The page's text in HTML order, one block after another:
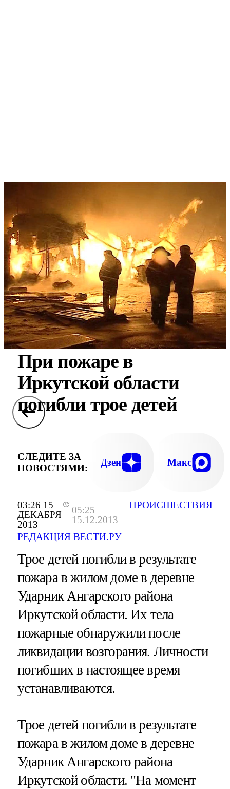
03:26 15
ДЕКАБРЯ
2013
05:25
15.12.2013
РЕДАКЦИЯ ВЕСТИ.РУ
ПРОИСШЕСТВИЯ
При пожаре в
Иркутской области
погибли трое детей
СЛЕДИТЕ ЗА
НОВОСТЯМИ:
Дзен Макс
Трое детей погибли в результате
пожара в жилом доме в деревне
Ударник Ангарского района
Иркутской области. Их тела
пожарные обнаружили после
ликвидации возгорания. Личности
погибших в настоящее время
устанавливаются.
Трое детей погибли в результате
пожара в жилом доме в деревне
Ударник Ангарского района
Иркутской области. "На момент